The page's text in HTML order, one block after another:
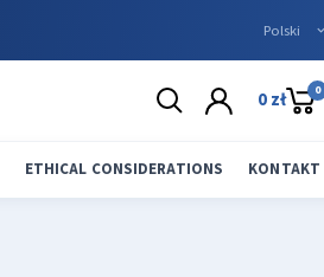
0 zł 0
ETHICAL CONSIDERATIONS KONTAKT